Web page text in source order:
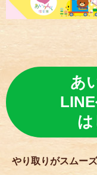
あ
は
やり取りがスムー